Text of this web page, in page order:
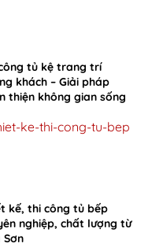
tủ kệ trang trí
khách – Giải pháp
thiện không gian sống
kế, thi công tủ bếp
nghiệp, chất lượng từ
Sơn